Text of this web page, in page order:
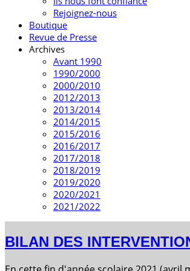
Rejoignez-nous
Boutique
Revue de Presse
Archives
Avant 1990
1990/2000
2000/2010
2012/2013
2013/2014
2014/2015
2015/2016
2016/2017
2017/2018
2018/2019
2019/2020
2020/2021
2021/2022
BILAN DES